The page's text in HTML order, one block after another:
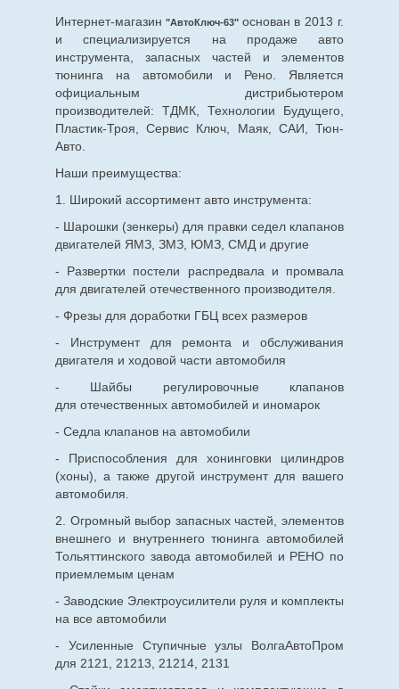
Интернет-магазин "АвтоКлюч-63" основан в 2013 г.
и специализируется на продаже авто
инструмента, запасных частей и элементов
тюнинга на автомобили и Рено. Является
официальным дистрибьютером
производителей: ТДМК, Технологии Будущего,
Пластик-Троя, Сервис Ключ, Маяк, САИ, Тюн-
Авто.
Наши преимущества:
1. Широкий ассортимент авто инструмента:
- Шарошки (зенкеры) для правки седел клапанов
двигателей ЯМЗ, ЗМЗ, ЮМЗ, СМД и другие
- Развертки постели распредвала и промвала
для двигателей отечественного производителя.
- Фрезы для доработки ГБЦ всех размеров
- Инструмент для ремонта и обслуживания
двигателя и ходовой части автомобиля
- Шайбы регулировочные клапанов
для отечественныхавтомобилей и иномарок
- Седла клапанов на автомобили
- Приспособления для хонинговки цилиндров
(хоны), а также другой инструмент для вашего
автомобиля.
2. Огромный выбор запасных частей, элементов
внешнего и внутреннего тюнинга автомобилей
Тольяттинского завода автомобилей и РЕНО по
приемлемым ценам
- Заводские Электроусилители руля и комплекты
на все автомобили
- Усиленные Ступичные узлы ВолгаАвтоПром
для 2121, 21213, 21214, 2131